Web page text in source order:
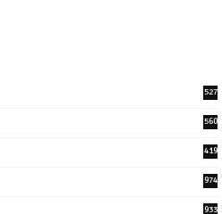
527
560
419
974
933